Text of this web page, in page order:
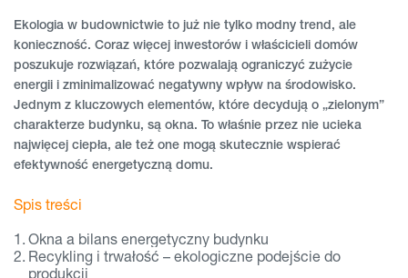
Ekologia w budownictwie to już nie tylko modny trend, ale
konieczność. Coraz więcej inwestorów i właścicieli domów
poszukuje rozwiązań, które pozwalają ograniczyć zużycie
energii i zminimalizować negatywny wpływ na środowisko.
Jednym z kluczowych elementów, które decydują o „zielonym”
charakterze budynku, są okna. To właśnie przez nie ucieka
najwięcej ciepła, ale też one mogą skutecznie wspierać
efektywność energetyczną domu.
Spis treści
Okna a bilans energetyczny budynku
Recykling i trwałość – ekologiczne podejście do
produkcji